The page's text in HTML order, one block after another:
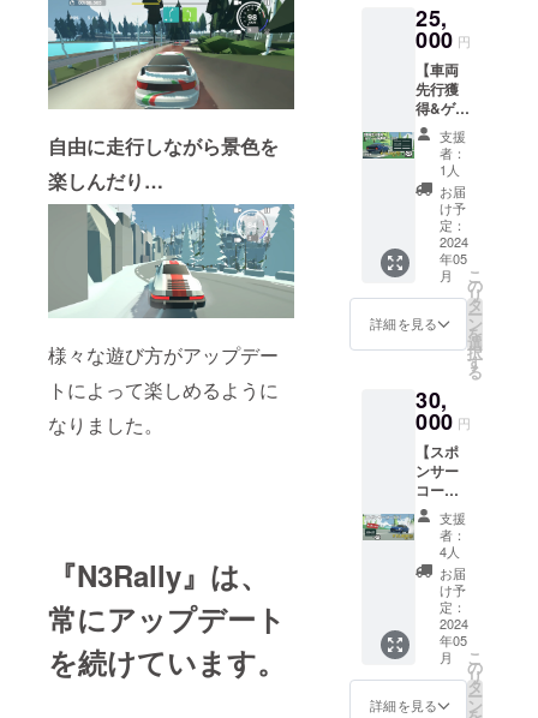
自由に走行しながら景色を
楽しんだり…
様々な遊び方がアップデー
トによって楽しめるように
なりました。
『N3Rally』は、
常にアップデート
を続けています。
ゲーム
画面に
収まら
ないほ
ど長い
お名前
（20字
以上）
→文字
をすべ
て収め
るため
に名前
が小さ
くなり
※極端に
長い場
れた文
字分を
削除し
て掲載
しま
す。
す。 下
記の内
容に当
てはま
るニッ
クネー
ムは下
記の対
応を行
う場合
がござ
いま
す。 そ
の際の
返金に
かねま
すので
ださ
い。 ・
公序良
俗に反
するな
ど、こ
ちらが
不適切
と判断
したも
の →掲
載しな
い場合
がござ
いま
ゲーム
レジッ
ト掲載
につい
て] 備考
欄に掲
載した
いお名
前をご
記入く
ださ
い。
(ニック
ネーム
可) ※掲
載は1ア
トにつ
き1名ま
す。 下
記の内
容に当
てはま
るニッ
クネー
ムは下
記の対
応を行
う場合
がござ
いま
す。 そ
の際の
返金に
かねま
トに
て、
「N3Ra
lly」の
サポー
ターと
してお
名前を
「②ク
レジッ
ト掲
載」い
たしま
す。 ・
CAMPF
IRE内
メッ
2024年
5月以降
に「①
感謝
メッ
セー
ジ」を
お送り
しま
す。 [ク
レジッ
ト掲載
につい
て] 備考
欄に掲
いお名
シリア
ルコー
ドがも
らえま
す。 ・
2024年
5月以降
に、先
行獲得
車両の
相当金
[15,000
円分]を
除いた
支援
額、
ゲーム
内通
貨」を
獲得で
きるシ
リアル
コード
がもら
えま
す。 ・
2024年
5～8月
頃実施
予定の
V2アッ
プデー
トに
25,
000 円
【車両
先行獲
得&ゲー
ム内通
貨コー
スB】
・2024
年5月以
降に、
『FSZ(
仮名)』
という
「③車
両の先
行獲
得」が
シリア
ルコー
ドがも
らえま
す。 ・
2024年
5月以降
に、先
行獲得
車両の
相当金
[15,000
円分]を
除いた
支援
額、
支援
者：
1人
お届
け予
定：
2024
年05
月
詳細を見る
こ
の
リ
タ
ー
ン
を
選
択
す
る
30,
000 円
【スポ
ンサー
コース
A】 ・
2024年
5～8月
頃実施
予定の
V2アッ
プデー
トに
て、
「⑤ス
ポン
支援
者：
4人
お届
け予
定：
2024
年05
月
詳細を見る
こ
の
リ
タ
ー
ン